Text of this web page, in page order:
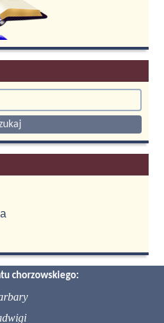
chorzowskiego: